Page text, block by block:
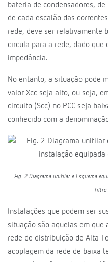
bateria de condensadores,
de cada escalão das
rede, deve ser relativamente
circula para a rede, dado que
impedância.
No entanto, a situação pode
valor Xcc seja alto, ou seja,
circuito (Scc) no PCC seja
conhecido com a
Fig. 2 Diagrama unifilar e Esquema
filtro
Instalações que podem ser
situação são aquelas em
rede de distribuição de Alta
acoplagem da rede de baixa